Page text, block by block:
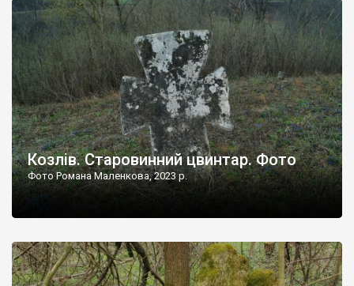
не видно, але видно дві стареньких колії у траві – […]
Козлів. Старовинний цвинтар. Фото
Фото Романа Маленкова, 2023 р.